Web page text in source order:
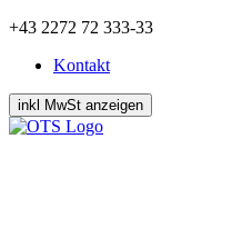
Zum
springen
+43 2272 72 333-33
Kontakt